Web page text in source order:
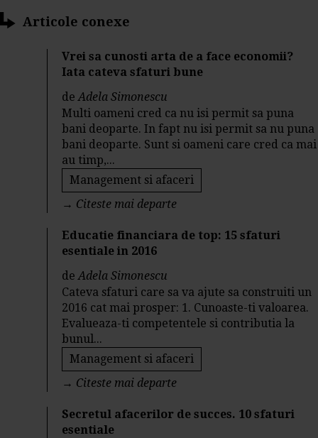
Articole conexe
Vrei sa cunosti arta de a face economii?
Iata cateva sfaturi bune
deAdela Simonescu
Multi oameni cred ca nu isi permit sa puna
bani deoparte. In fapt nu isi permit sa nu puna
bani deoparte. Sunt si oameni care cred ca mai
au timp,...
Management si afaceri
→ Citeste mai departe
Educatie financiara de top: 15 sfaturi
esentiale in 2016
deAdela Simonescu
Cateva sfaturi care sa va ajute sa construiti un
2016 cat mai prosper: 1. Cunoaste-ti valoarea.
Evalueaza-ti competentele si contributia la
bunul...
Management si afaceri
→ Citeste mai departe
Secretul afacerilor de succes. 10 sfaturi
esentiale